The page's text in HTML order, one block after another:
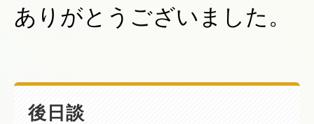
ありがとうございました。
後日談